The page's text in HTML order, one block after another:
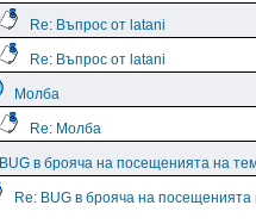
Re: Въпрос от latani
Re: Въпрос от latani
Молба
Re: Молба
BUG в брояча на посещенията на
Re: BUG в брояча на посещенията